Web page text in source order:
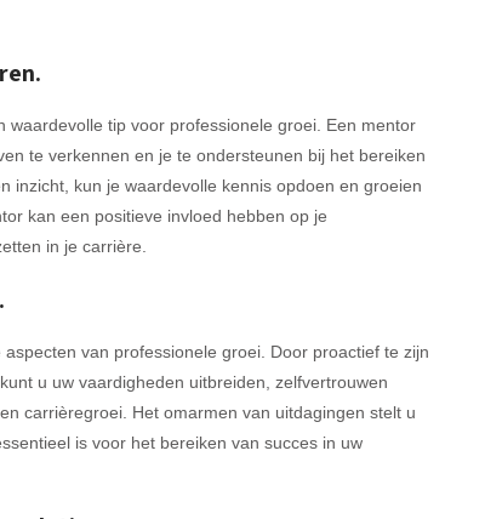
tip voor professionele groei. Een mentor
te verkennen en je te ondersteunen bij het bereiken
inzicht, kun je waardevolle kennis opdoen en groeien
kan een positieve invloed hebben op je
in je carrière.
van professionele groei. Door proactief te zijn
u uw vaardigheden uitbreiden, zelfvertrouwen
carrièregroei. Het omarmen van uitdagingen stelt u
is voor het bereiken van succes in uw